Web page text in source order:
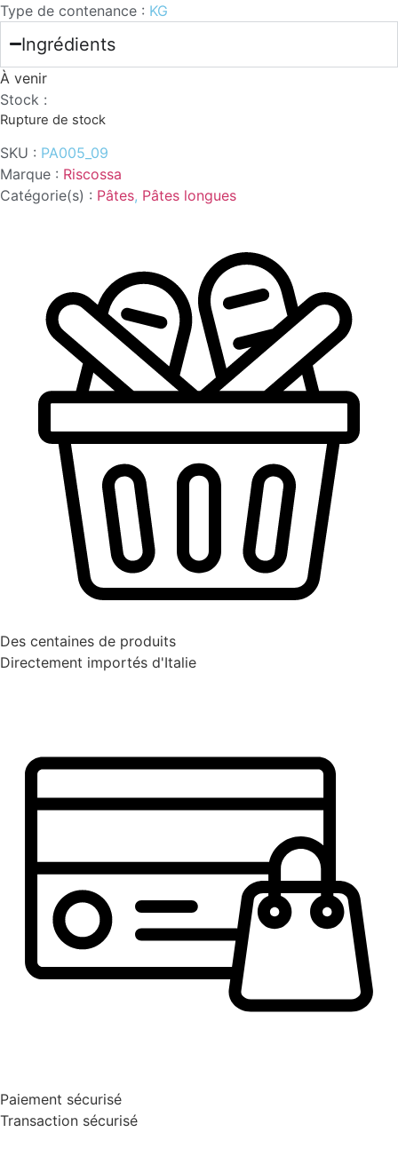
Type de contenance : KG
Ingrédients
À venir
Stock :
Rupture de stock
SKU : PA005_09
Marque : Riscossa
Catégorie(s) : Pâtes, Pâtes longues
Des centaines de produits
Directement importés d'Italie
Paiement sécurisé
Transaction sécurisé